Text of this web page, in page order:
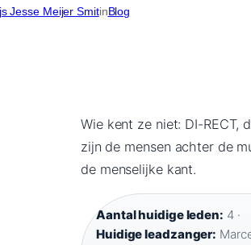
Jesse Meijer SmitinBlog
Wie kent ze niet: DI-RECT,
zijn de mensen achter de
de menselijke kant.
Aantal huidige leden: 4 ·
Huidige leadzanger: